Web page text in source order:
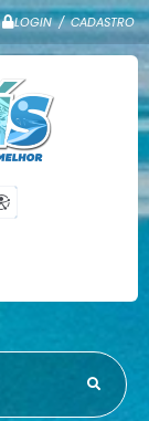
LOGIN / CADASTRO